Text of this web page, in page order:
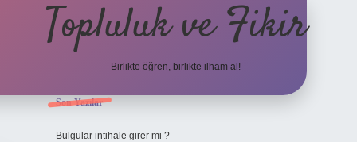
Topluluk ve Fikir
Birlikte öğren, birlikte ilham al!
Sidebar
Son Yazılar
Bulgular intihale girer mi ?